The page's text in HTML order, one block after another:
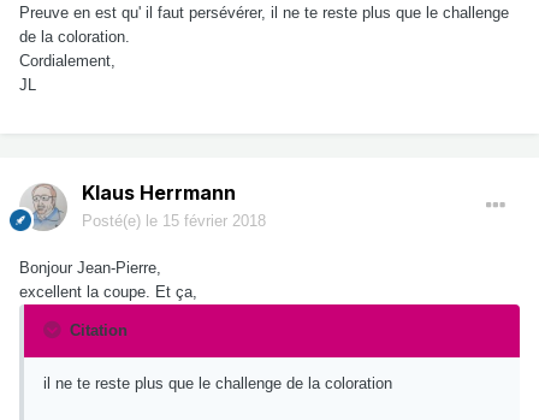
Preuve en est qu' il faut persévérer, il ne te reste plus que le challenge
de la coloration.
Cordialement,
JL
Klaus Herrmann
Posté(e) le 15 février 2018
Bonjour Jean-Pierre,
excellent la coupe. Et ça,
Citation
il ne te reste plus que le challenge de la coloration